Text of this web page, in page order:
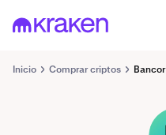
Inicio Comprar criptos Bancor